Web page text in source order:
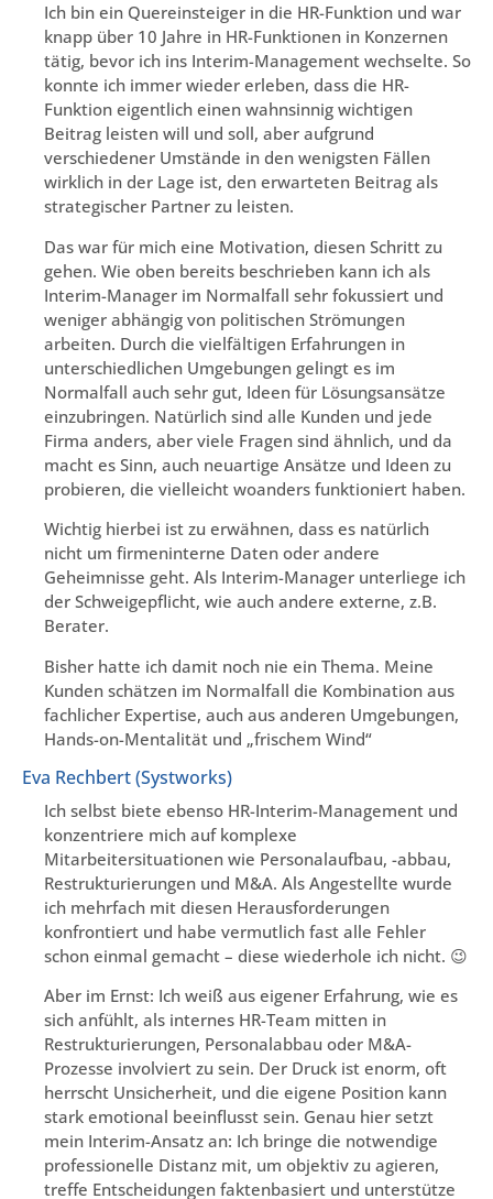
Ich bin ein Quereinsteiger in die HR-Funktion und war
knapp über 10 Jahre in HR-Funktionen in Konzernen
tätig, bevor ich ins Interim-Management wechselte. So
konnte ich immer wieder erleben, dass die HR-
Funktion eigentlich einen wahnsinnig wichtigen
Beitrag leisten will und soll, aber aufgrund
verschiedener Umstände in den wenigsten Fällen
wirklich in der Lage ist, den erwarteten Beitrag als
strategischer Partner zu leisten.
Das war für mich eine Motivation, diesen Schritt zu
gehen. Wie oben bereits beschrieben kann ich als
Interim-Manager im Normalfall sehr fokussiert und
weniger abhängig von politischen Strömungen
arbeiten. Durch die vielfältigen Erfahrungen in
unterschiedlichen Umgebungen gelingt es im
Normalfall auch sehr gut, Ideen für Lösungsansätze
einzubringen. Natürlich sind alle Kunden und jede
Firma anders, aber viele Fragen sind ähnlich, und da
macht es Sinn, auch neuartige Ansätze und Ideen zu
probieren, die vielleicht woanders funktioniert haben.
Wichtig hierbei ist zu erwähnen, dass es natürlich
nicht um firmeninterne Daten oder andere
Geheimnisse geht. Als Interim-Manager unterliege ich
der Schweigepflicht, wie auch andere externe, z.B.
Berater.
Bisher hatte ich damit noch nie ein Thema. Meine
Kunden schätzen im Normalfall die Kombination aus
fachlicher Expertise, auch aus anderen Umgebungen,
Hands-on-Mentalität und „frischem Wind“
Eva Rechbert (Systworks)
Ich selbst biete ebenso HR-Interim-Management und
konzentriere mich auf komplexe
Mitarbeitersituationen wie Personalaufbau, -abbau,
Restrukturierungen und M&A. Als Angestellte wurde
ich mehrfach mit diesen Herausforderungen
konfrontiert und habe vermutlich fast alle Fehler
schon einmal gemacht – diese wiederhole ich nicht. 😉
Aber im Ernst: Ich weiß aus eigener Erfahrung, wie es
sich anfühlt, als internes HR-Team mitten in
Restrukturierungen, Personalabbau oder M&A-
Prozesse involviert zu sein. Der Druck ist enorm, oft
herrscht Unsicherheit, und die eigene Position kann
stark emotional beeinflusst sein. Genau hier setzt
mein Interim-Ansatz an: Ich bringe die notwendige
professionelle Distanz mit, um objektiv zu agieren,
treffe Entscheidungen faktenbasiert und unterstütze